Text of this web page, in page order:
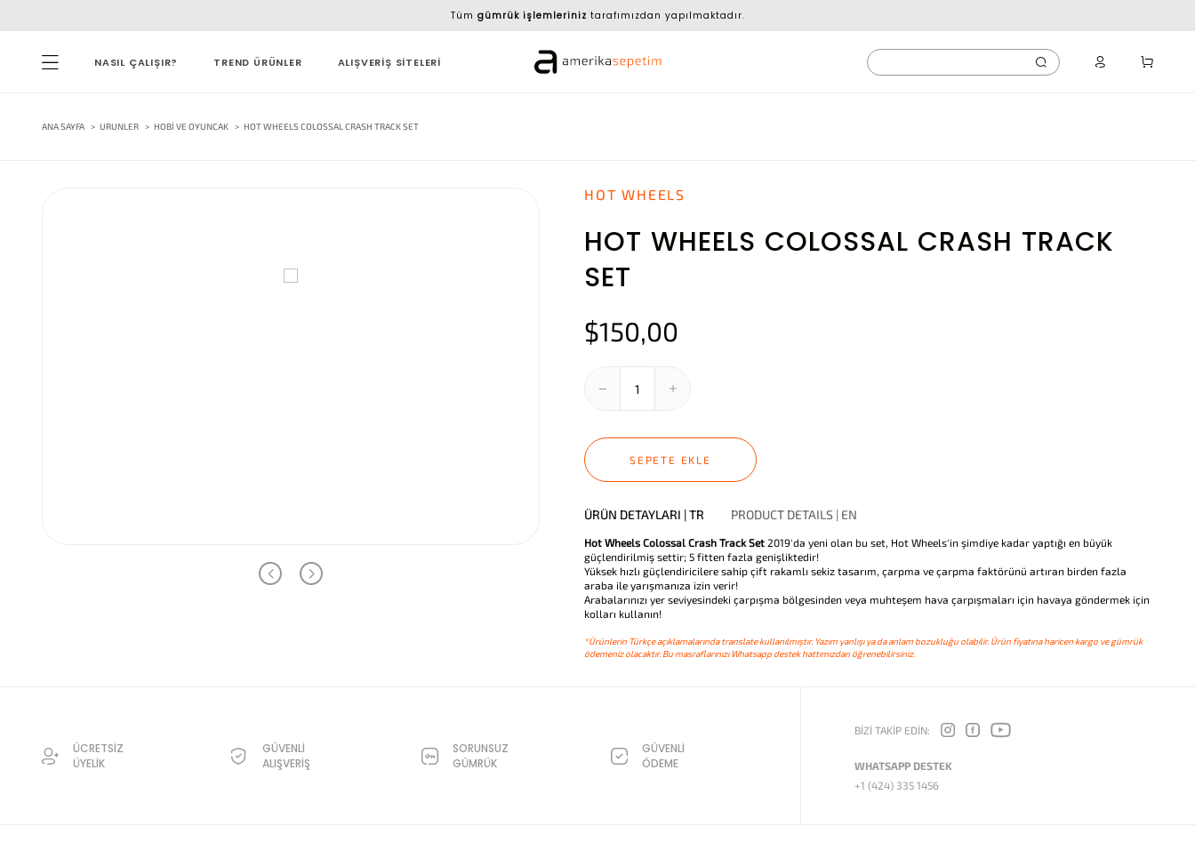
Tüm gümrük işlemleriniz tarafımızdan yapılmaktadır.
NASIL ÇALIŞIR? TREND ÜRÜNLER ALIŞVERİŞ SİTELERİ
ANA SAYFA URUNLER HOBI VE OYUNCAK HOT WHEELS COLOSSAL CRASH TRACK SET
HOT WHEELS
HOT WHEELS COLOSSAL CRASH TRACK
SET
$150,00
SEPETE EKLE
ÜRÜN DETAYLARI | TR PRODUCT DETAILS | EN
Hot Wheels Colossal Crash Track Set 2019'da yeni olan bu set, Hot Wheels'in şimdiye kadar yaptığı en büyük
güçlendirilmiş settir; 5 fitten fazla genişliktedir!
Yüksek hızlı güçlendiricilere sahip çift rakamlı sekiz tasarım, çarpma ve çarpma faktörünü artıran birden fazla
araba ile yarışmanıza izin verir!
Arabalarınızı yer seviyesindeki çarpışma bölgesinden veya muhteşem hava çarpışmaları için havaya göndermek için
kolları kullanın!
*Ürünlerin Türkçe açıklamalarında translate kullanılmıştır. Yazım yanlışı ya da anlam bozukluğu olabilir. Ürün fiyatına haricen kargo ve gümrük
ödemeniz olacaktır. Bu masraflarınızı Whatsapp destek hattımızdan öğrenebilirsiniz.
ÜCRETSİZ
ÜYELİK
GÜVENLİ
ALIŞVERİŞ
SORUNSUZ
GÜMRÜK
GÜVENLİ
ÖDEME
BİZİ TAKİP EDİN:
WHATSAPP DESTEK
+1 (424) 335 1456